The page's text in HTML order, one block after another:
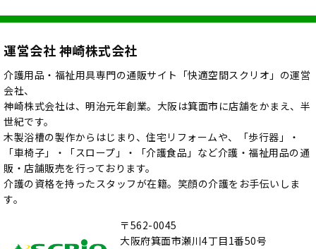
運営会社 神崎株式会社
介護用品・福祉用具専門の通販サイト「快適空間スクリオ」の運営
会社、
神崎株式会社は、明治元年創業。大阪は箕面市に店舗をかまえ、半
世紀です。
木製浴槽の製作からはじまり、住宅リフォームや、「歩行器」・
「車椅子」・「スロープ」・「介護食品」など介護・福祉用品の通
販・店舗販売を行っております。
介護の資格を持ったスタッフが在籍。笑顔の介護をお手伝いしま
す。
〒562-0045
大阪府箕面市瀬川4丁目1番50号